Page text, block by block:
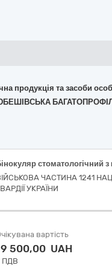
продукція та засоби
стоматологічний з
ЧАСТИНА 1241
УКРАЇНИ
вартість
500,00 UAH
ПДВ